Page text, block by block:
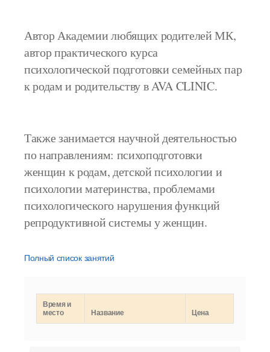
Автор Академии любящих родителей МК,
автор практического курса
психологической подготовки семейных пар
к родам и родительству в AVA CLINIC.
Также занимается научной деятельностью
по направлениям: психоподготовки
женщин к родам, детской психологии и
психологии материнства, проблемами
психологического нарушения функций
репродуктивной системы у женщин.
Полный список занятий
Время и
место
Название Цена